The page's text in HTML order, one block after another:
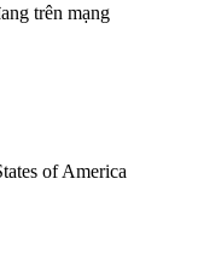
trên mạng
of America